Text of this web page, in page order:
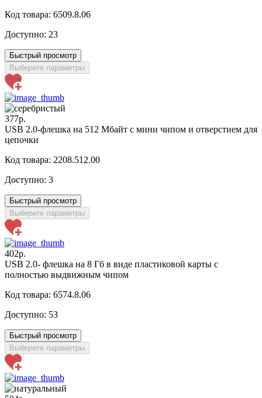
Код товара: 6509.8.06
Доступно: 23
Быстрый просмотр
Выберите параметры
377р.
USB 2.0-флешка на 512 Мбайт с мини чипом и отверстием для
цепочки
Код товара: 2208.512.00
Доступно: 3
Быстрый просмотр
Выберите параметры
402р.
USB 2.0- флешка на 8 Гб в виде пластиковой карты с
полностью выдвижным чипом
Код товара: 6574.8.06
Доступно: 53
Быстрый просмотр
Выберите параметры